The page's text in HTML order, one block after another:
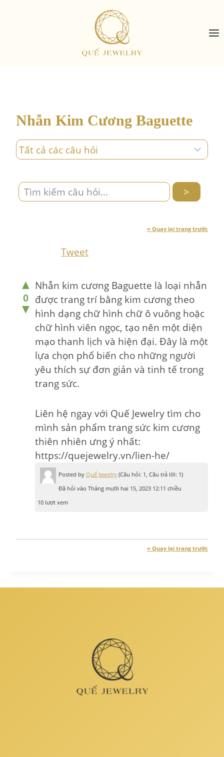
Nhẫn Kim Cương Baguette
>
« Quay lại trang trước
Tweet
▲
0
▼
Nhẫn kim cương Baguette là loại nhẫn
được trang trí bằng kim cương theo
hình dạng chữ hình chữ ô vuông hoặc
chữ hình viên ngọc, tạo nên một diện
mạo thanh lịch và hiện đại. Đây là một
lựa chọn phổ biến cho những người
yêu thích sự đơn giản và tinh tế trong
trang sức.
Liên hệ ngay với Quế Jewelry tìm cho
mình sản phẩm trang sức kim cương
thiên nhiên ưng ý nhất:
https://quejewelry.vn/lien-he/
Posted by Quế Jewelry (Câu hỏi: 1, Câu trả lời: 1)
Đã hỏi vào Tháng mười hai 15, 2023 12:11 chiều
10 lượt xem
« Quay lại trang trước